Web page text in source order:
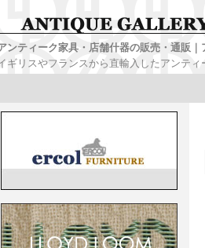
ンティーク家具・店舗什器の販売・通販
ギリスやフランスから直輸入したアンテ